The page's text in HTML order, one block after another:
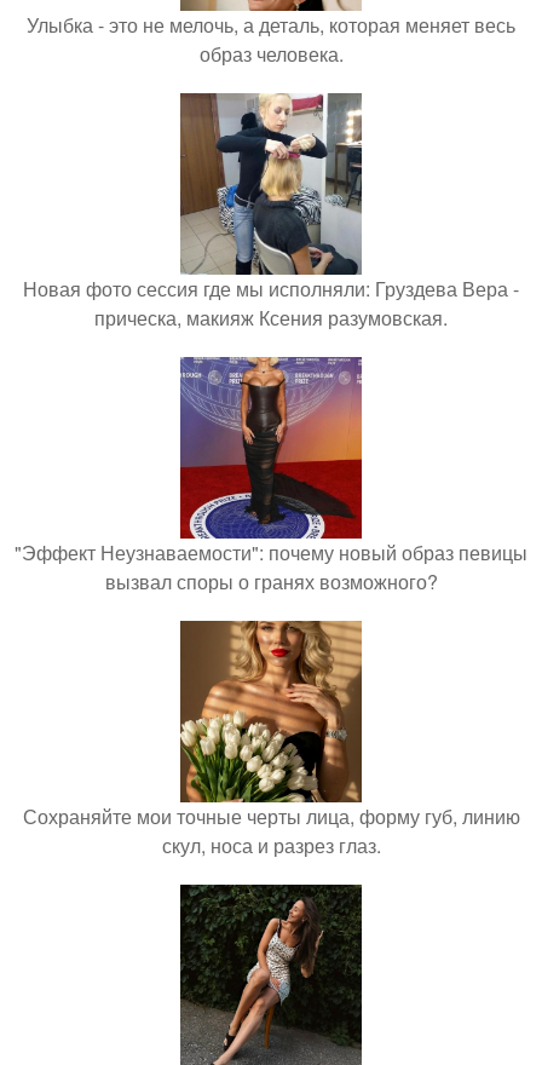
Улыбка - это не мелочь, а деталь, которая меняет весь
образ человека.
Новая фото сессия где мы исполняли: Груздева Вера -
прическа, макияж Ксения разумовская.
"Эффект Неузнаваемости": почему новый образ певицы
вызвал споры о гранях возможного?
Сохраняйте мои точные черты лица, форму губ, линию
скул, носа и разрез глаз.